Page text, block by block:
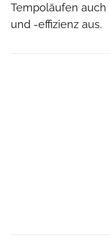
Tempoläufen
und -effizienz aus.